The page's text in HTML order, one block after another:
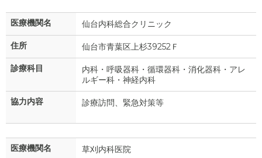
医療機関名 仙台内科総合クリニック
住所 仙台市青葉区上杉39252Ｆ
診療科目
内科・呼吸器科・循環器科・消化器科・アレ
ルギー科・神経内科
協力内容 診療訪問、緊急対策等
医療機関名 草刈内科医院